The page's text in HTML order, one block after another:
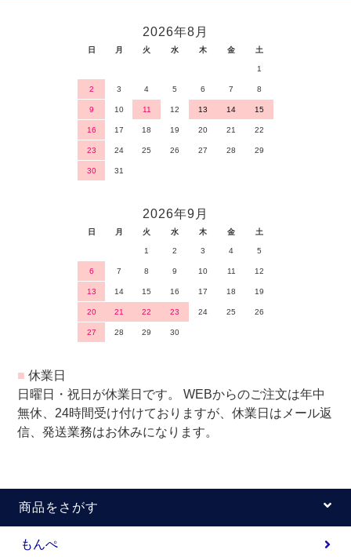
2026年8月
日 月 火 水 木 金 土
1
2 3 4 5 6 7 8
9 10 11 12 13 14 15
16 17 18 19 20 21 22
23 24 25 26 27 28 29
30 31
2026年9月
日 月 火 水 木 金 土
1 2 3 4 5
6 7 8 9 10 11 12
13 14 15 16 17 18 19
20 21 22 23 24 25 26
27 28 29 30
■ 休業日
日曜日・祝日が休業日です。 WEBからのご注文は年中
無休、24時間受け付けておりますが、休業日はメール返
信、発送業務はお休みになります。
商品をさがす
もんぺ